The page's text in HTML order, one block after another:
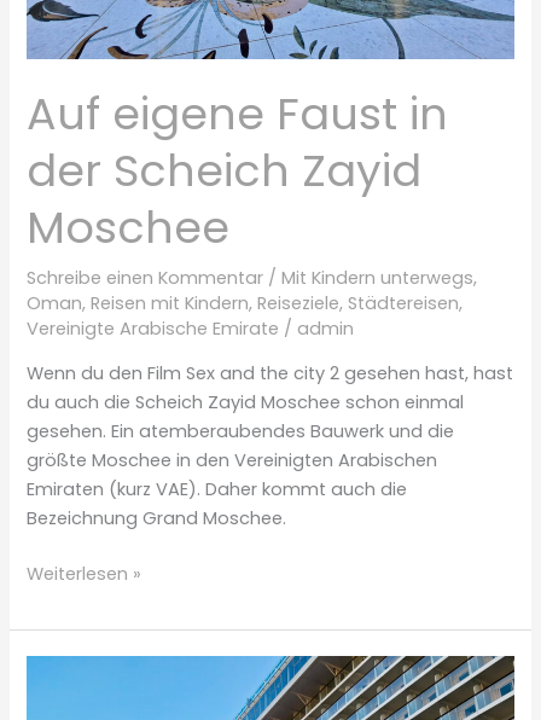
Auf eigene Faust in
der Scheich Zayid
Moschee
Schreibe einen Kommentar /Mit Kindern unterwegs,
Oman,Reisen mit Kindern,Reiseziele, Städtereisen,
Vereinigte Arabische Emirate / admin
Wenn du den Film Sex and the city 2 gesehen hast, hast
du auch die Scheich Zayid Moschee schon einmal
gesehen. Ein atemberaubendes Bauwerk und die
größte Moschee in den Vereinigten Arabischen
Emiraten (kurz VAE). Daher kommt auch die
Bezeichnung Grand Moschee.
Auf
Faust
in
Weiterlesen »